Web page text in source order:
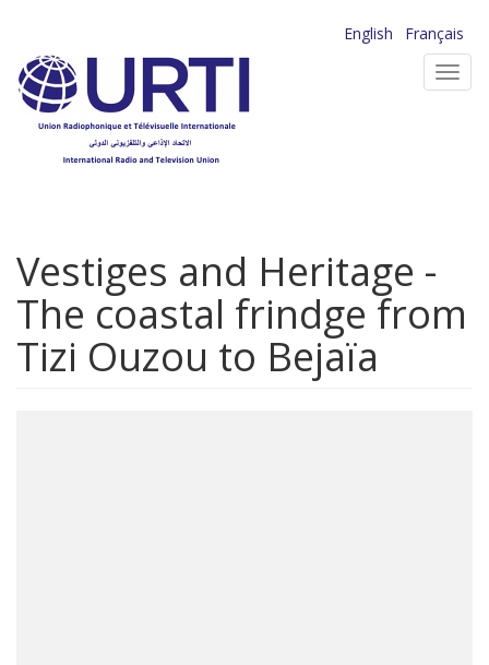
contenu
principal
English
Français
Vestiges and Heritage -
The coastal frindge from
Tizi Ouzou to Bejaïa